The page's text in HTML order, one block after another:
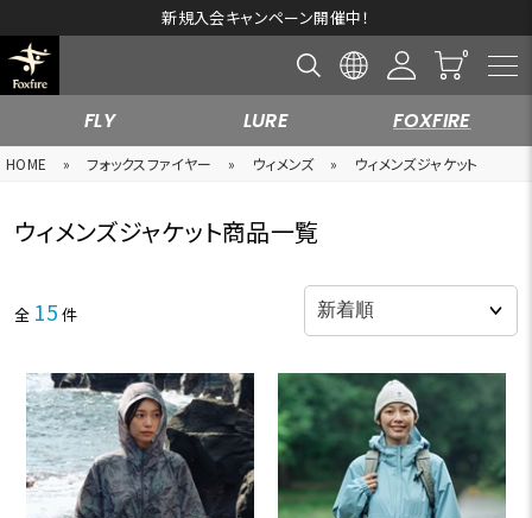
新規入会キャンペーン開催中！
FLY LURE FOXFIRE
HOME » フォックスファイヤー » ウィメンズ » ウィメンズジャケット
ウィメンズジャケット商品一覧
全 15 件